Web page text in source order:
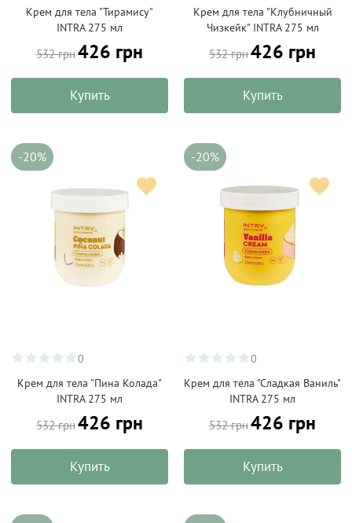
Крем для тела "Тирамису"
INTRA 275 мл
532 грн426 грн
Купить
Крем для тела "Клубничный
Чизкейк" INTRA 275 мл
532 грн426 грн
Купить
-20%
0
Крем для тела "Пина Колада"
INTRA 275 мл
532 грн426 грн
Купить
-20%
0
Крем для тела "Сладкая Ваниль"
INTRA 275 мл
532 грн426 грн
Купить